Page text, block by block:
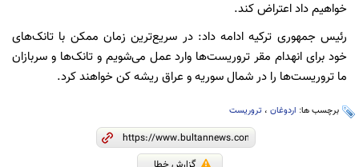
خواهیم داد اعتراض کند.
رئیس جمهوری ترکیه ادامه داد: در سریع‌ترین زمان ممکن با تانک‌های
خود برای انهدام مقر تروریست‌ها وارد عمل می‌شویم و تانک‌ها و سربازان
ما تروریست‌ها را در شمال سوریه و عراق ریشه کن خواهند کرد.
برچسب ها: اردوغان ، تروریست